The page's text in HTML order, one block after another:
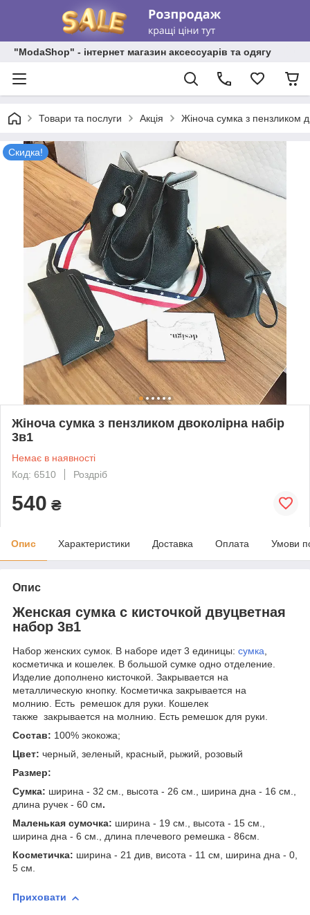
"ModaShop" - інтернет магазин аксессуарів та одягу
Товари та послуги Акція Жіноча сумка з пензликом
Скидка!
Жіноча сумка з пензликом двоколірна набір
3в1
Немає в наявності
Код: 6510
Роздріб
540 ₴
Опис Характеристики Доставка Оплата Умови
Опис
Женская сумка с кисточкой двуцветная
набор 3в1
Набор женских сумок. В наборе идет 3 единицы: сумка,
косметичка и кошелек. В большой сумке одно отделение.
Изделие дополнено кисточкой. Закрывается на
металлическую кнопку. Косметичка закрывается на
молнию. Есть ремешок для руки. Кошелек
также закрывается на молнию. Есть ремешок для руки.
Состав: 100% экокожа;
Цвет: черный, зеленый, красный, рыжий, розовый
Размер:
Сумка: ширина - 32 см., высота - 26 см., ширина дна - 16 см.,
длина ручек - 60 см.
Маленькая сумочка: ширина - 19 см., высота - 15 см.,
ширина дна - 6 см., длина плечевого ремешка - 86см.
Косметичка: ширина - 21 див, висота - 11 см, ширина дна - 0,
5 см.
Приховати